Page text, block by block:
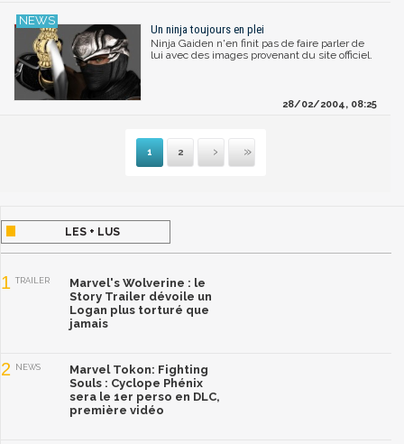
Un ninja toujours en plei
Ninja Gaiden n'en finit pas de faire parler de
lui avec des images provenant du site officiel.
28/02/2004, 08:25
1 2
Suivante
Dernière
LES + LUS
1 TRAILER
Marvel's Wolverine : le
Story Trailer dévoile un
Logan plus torturé que
jamais
2 NEWS
Marvel Tokon: Fighting
Souls : Cyclope Phénix
sera le 1er perso en DLC,
première vidéo